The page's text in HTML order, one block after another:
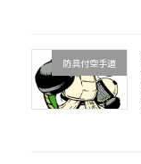
防具付空手道